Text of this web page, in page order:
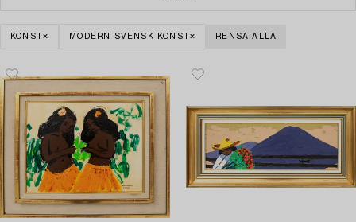
KONST MODERN SVENSK KONST RENSA ALLA